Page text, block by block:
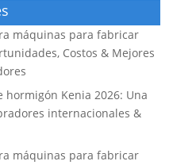
máquinas para fabricar
Costos & Mejores
Kenia 2026: Una
internacionales &
máquinas para fabricar